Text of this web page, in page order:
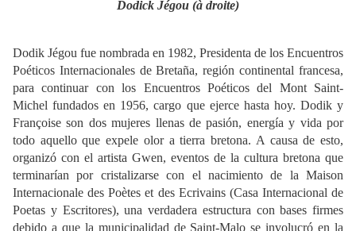
Dodick Jégou (à droite)
Dodik Jégou fue nombrada en 1982, Presidenta de los Encuentros
Poéticos Internacionales de Bretaña, región continental francesa,
para continuar con los Encuentros Poéticos del Mont Saint-
Michel fundados en 1956, cargo que ejerce hasta hoy. Dodik y
Françoise son dos mujeres llenas de pasión, energía y vida por
todo aquello que expele olor a tierra bretona. A causa de esto,
organizó con el artista Gwen, eventos de la cultura bretona que
terminarían por cristalizarse con el nacimiento de la Maison
Internacionale des Poètes et des Ecrivains (Casa Internacional de
Poetas y Escritores), una verdadera estructura con bases firmes
debido a que la municipalidad de Saint-Malo se involucró en la